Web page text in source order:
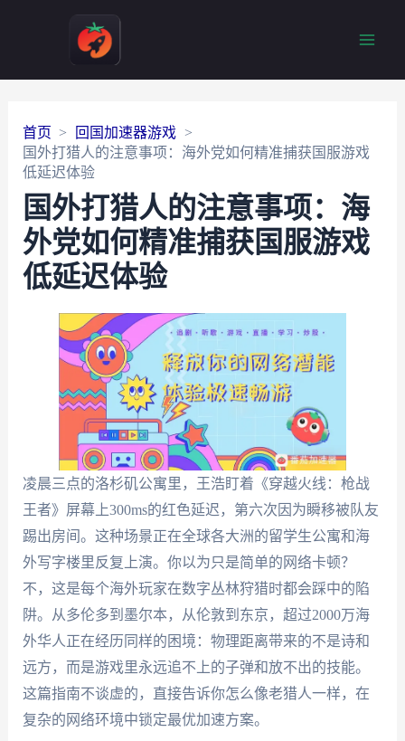
首页
回国加速器游戏
国外打猎人的注意事项：海外党如何精准捕获国服游戏
低延迟体验
国外打猎人的注意事项：海
外党如何精准捕获国服游戏
低延迟体验
凌晨三点的洛杉矶公寓里，王浩盯着《穿越火线：枪战
王者》屏幕上300ms的红色延迟，第六次因为瞬移被队友
踢出房间。这种场景正在全球各大洲的留学生公寓和海
外写字楼里反复上演。你以为只是简单的网络卡顿？
不，这是每个海外玩家在数字丛林狩猎时都会踩中的陷
阱。从多伦多到墨尔本，从伦敦到东京，超过2000万海
外华人正在经历同样的困境：物理距离带来的不是诗和
远方，而是游戏里永远追不上的子弹和放不出的技能。
这篇指南不谈虚的，直接告诉你怎么像老猎人一样，在
复杂的网络环境中锁定最优加速方案。